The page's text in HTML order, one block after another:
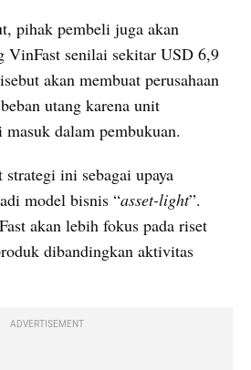
pihak pembeli juga akan
VinFast senilai sekitar USD 6,9
akan membuat perusahaan
utang karena unit
dalam pembukuan.
strategi ini sebagai upaya
model bisnis “asset-light”.
akan lebih fokus pada riset
dibandingkan aktivitas
ADVERTISEMENT